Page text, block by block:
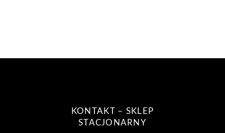
KONTAKT – SKLEP
STACJONARNY